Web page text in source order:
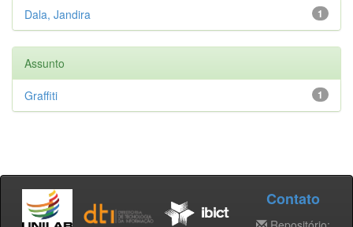
1
Dala, Jandira
Assunto
1
Graffiti
Contato